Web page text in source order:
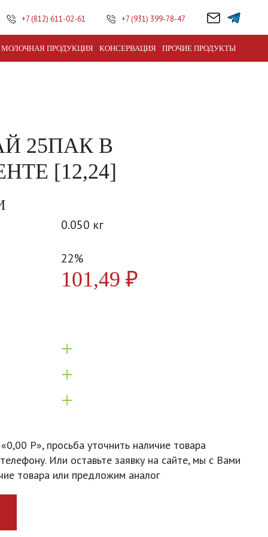
+7 (812) 611-02-61 +7 (931) 399-78-47
МОЛОЧНАЯ ПРОДУКЦИЯ КОНСЕРВАЦИЯ ПРОЧИЕ ПРОДУКТЫ
25ПАК В
[12,24]
0.050 кг
22%
101,49 ₽
+
+
+
Р», просьба уточнить наличие товара
Или оставьте заявку на сайте, мы с Вами
товара или предложим аналог